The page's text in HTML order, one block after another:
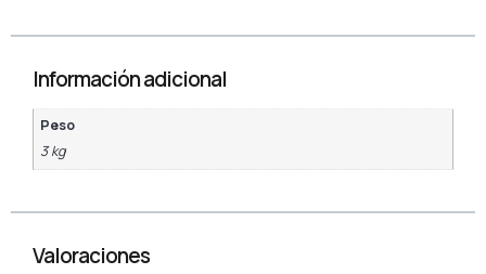
Información adicional
Peso
3 kg
Valoraciones